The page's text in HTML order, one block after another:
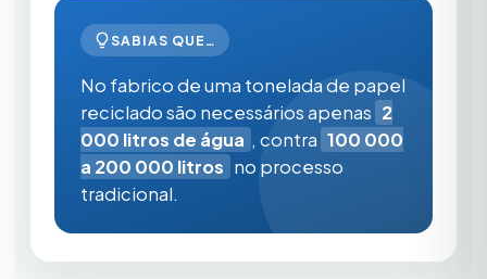
SABIAS QUE…
No fabrico de uma tonelada de papel
reciclado são necessários apenas 2
000 litros de água , contra 100 000
a 200 000 litros no processo
tradicional.